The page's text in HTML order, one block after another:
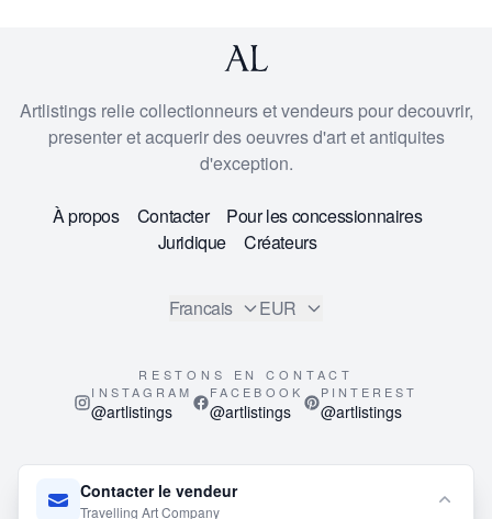
Contacter le vendeur
Travelling Art Company
Artlistings relie collectionneurs et vendeurs pour decouvrir,
presenter et acquerir des oeuvres d'art et antiquites
d'exception.
À propos Contacter
Pour les concessionnaires
Juridique
Créateurs
Francais EUR
RESTONS EN CONTACT
INSTAGRAM
@artlistings
FACEBOOK
@artlistings
PINTEREST
@artlistings
© 2026ArtListings™. All Rights Reserved.
This site is protected by reCAPTCHA and the Google
Privacy